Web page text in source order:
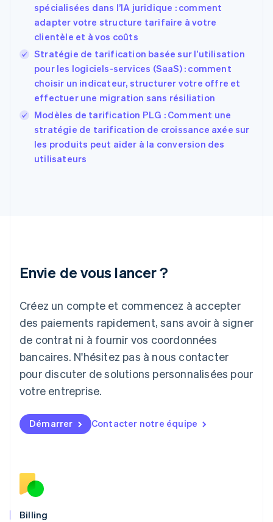
spécialisées dans l’IA juridique : comment
adapter votre structure tarifaire à votre
clientèle et à vos coûts
Stratégie de tarification basée sur l’utilisation
pour les logiciels-services (SaaS) : comment
choisir un indicateur, structurer votre offre et
effectuer une migration sans résiliation
Modèles de tarification PLG : Comment une
stratégie de tarification de croissance axée sur
les produits peut aider à la conversion des
utilisateurs
Envie de vous lancer ?
Créez un compte et commencez à accepter
des paiements rapidement, sans avoir à signer
de contrat ni à fournir vos coordonnées
bancaires. N'hésitez pas à nous contacter
pour discuter de solutions personnalisées pour
votre entreprise.
Démarrer Contacter notre équipe
Billing
Espagne
EspañolEnglish
Estonie
États-Unis
EnglishEspañol 简体中文
Finlande
English
FrançaisEnglish
Gibraltar
English
Grèce
Japon
Lettonie
English
Liechtenstein
DeutschEnglish
Lituanie
Luxembourg
FrançaisDeutschEnglish
English简体中文
Malte
English
Nouvelle-Zélande
English